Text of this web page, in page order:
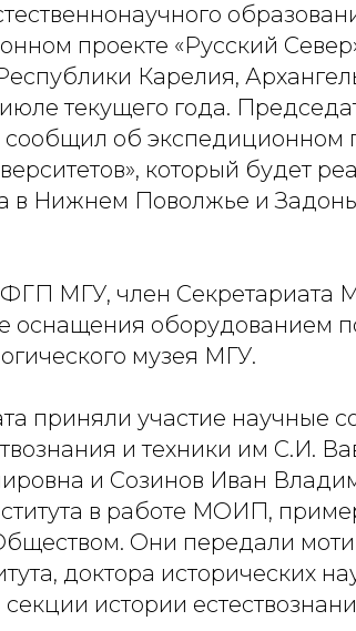
проекте «Русский
Карелия,
текущего года.
сообщил об экспедиционном
который будет
в Нижнем Поволжье и
ФГП МГУ, член
оснащения оборудованием
музея МГУ.
приняли участие научные
и техники им С.И.
и Созинов Иван
в работе МОИП,
Они передали
доктора исторических
истории